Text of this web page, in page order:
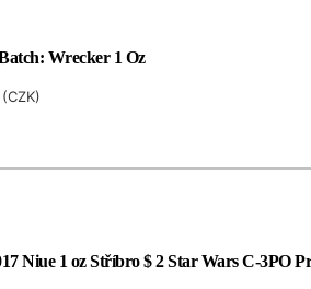
Wrecker 1 Oz
(CZK)
Niue 1 oz Stříbro $ 2 Star Wars C-3PO